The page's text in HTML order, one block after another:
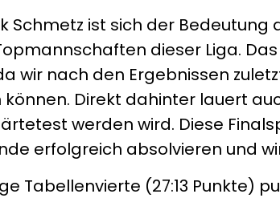
Schmetz ist sich der Bedeutung
dieser Liga.
wir nach den Ergebnissen
können. Direkt dahinter lauert
werden wird. Diese
erfolgreich absolvieren und
Tabellenvierte (27:13 Punkte)